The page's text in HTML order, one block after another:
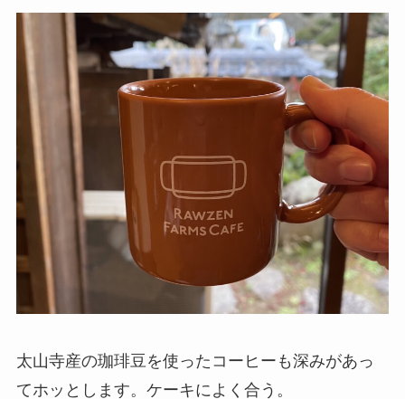
太山寺産の珈琲豆を使ったコーヒーも深みがあっ
てホッとします。ケーキによく合う。